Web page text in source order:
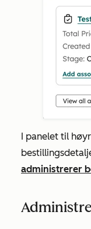
I panelet til
administrerer